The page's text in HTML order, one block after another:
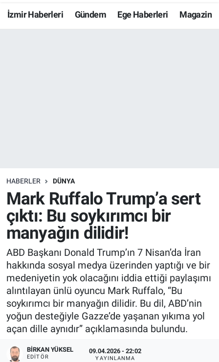
İzmir Haberleri Gündem Ege Haberleri Magazin
HABERLER DÜNYA
Mark Ruffalo Trump’a sert
çıktı: Bu soykırımcı bir
manyağın dilidir!
ABD Başkanı Donald Trump’ın 7 Nisan’da İran
hakkında sosyal medya üzerinden yaptığı ve bir
medeniyetin yok olacağını iddia ettiği paylaşımı
alıntılayan ünlü oyuncu Mark Ruffalo, “Bu
soykırımcı bir manyağın dilidir. Bu dil, ABD’nin
yoğun desteğiyle Gazze’de yaşanan yıkıma yol
açan dille aynıdır” açıklamasında bulundu.
BIRKAN YÜKSEL
EDITÖR
09.04.2026 - 22:02
YAYINLANMA
Resmi İlanlar